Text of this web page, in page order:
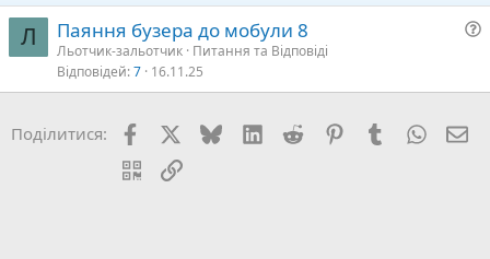
Л
а
Паяння бузера до мобули 8
Льотчик-зальотчик Питання та Відповіді
Відповідей 7 16.11.25
Поділитися: FacebookX (Twitter)
BlueskyLinkedInReddit PinterestTumblr
E-
QR CodeПосилання